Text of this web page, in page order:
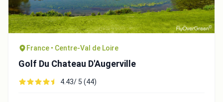
France • Centre-Val de Loire
Golf Du Chateau D'Augerville
4.43/ 5 (44)